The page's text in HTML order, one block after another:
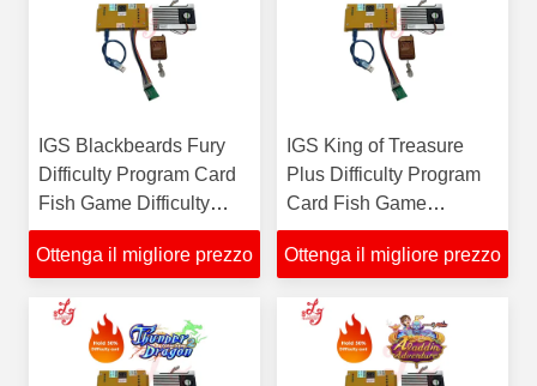
IGS Blackbeards Fury
Difficulty Program Card
Fish Game Difficulty
Program Card in vendita
Ottenga il migliore prezzo
IGS King of Treasure
Plus Difficulty Program
Card Fish Game
Difficulty Program Card
In vendita
Ottenga il migliore prezzo